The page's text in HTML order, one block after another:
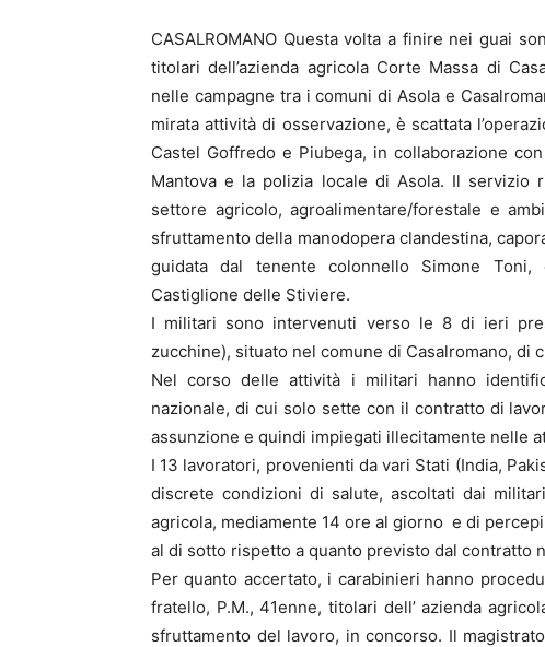
CASALROMANO Questa volta a finire nei guai
titolari dell’azienda agricola Corte Massa di
nelle campagne tra i comuni di Asola e
mirata attività di osservazione, è scattata
Castel Goffredo e Piubega, in collaborazione
Mantova e la polizia locale di Asola. Il servizio
settore agricolo, agroalimentare/forestale e
sfruttamento della manodopera clandestina,
guidata dal tenente colonnello Simone Toni,
Castiglione delle Stiviere.
I militari sono intervenuti verso le 8 di ieri
zucchine), situato nel comune di Casalromano, di
Nel corso delle attività i militari hanno
nazionale, di cui solo sette con il contratto di
assunzione e quindi impiegati illecitamente nelle
I 13 lavoratori, provenienti da vari Stati (India,
discrete condizioni di salute, ascoltati dai
agricola, mediamente 14 ore al giorno e di
al di sotto rispetto a quanto previsto dal contratto
Per quanto accertato, i carabinieri hanno
fratello, P.M., 41enne, titolari dell’ azienda
sfruttamento del lavoro, in concorso. Il